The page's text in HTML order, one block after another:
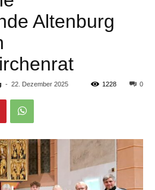
Altenburg
- 22. Dezember 2025 0
1228